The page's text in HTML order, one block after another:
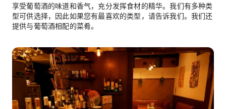
享受葡萄酒的味道和香气，充分发挥食材的精华。我们有多种类
型可供选择，因此如果您有最喜欢的类型，请告诉我们。我们还
提供与葡萄酒相配的菜肴。